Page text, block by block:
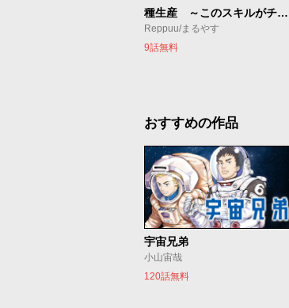
種生産 ～このスキルがチートだとまだ誰も気付いていない～
Reppuu/まるやす
9話無料
おすすめの作品
宇宙兄弟
小山宙哉
120話無料